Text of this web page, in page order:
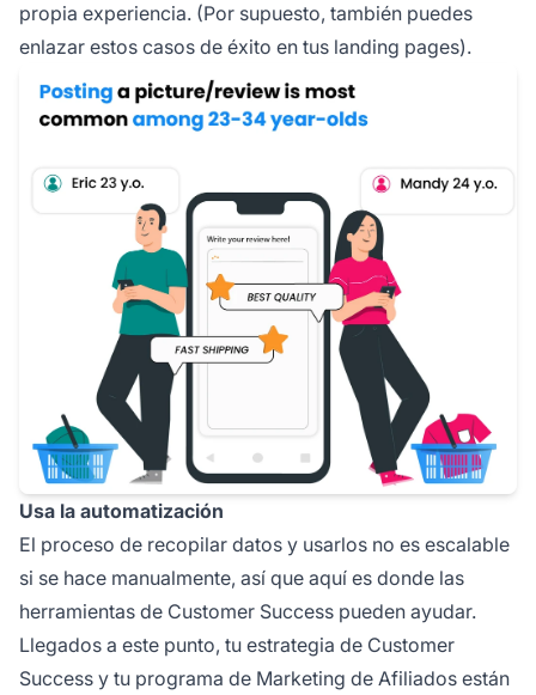
propia experiencia. (Por supuesto, también puedes
enlazar estos casos de éxito en tus landing pages).
Usa la automatización
El proceso de recopilar datos y usarlos no es escalable
si se hace manualmente, así que aquí es donde las
herramientas de Customer Success pueden ayudar.
Llegados a este punto, tu estrategia de Customer
Success y tu programa de Marketing de Afiliados están